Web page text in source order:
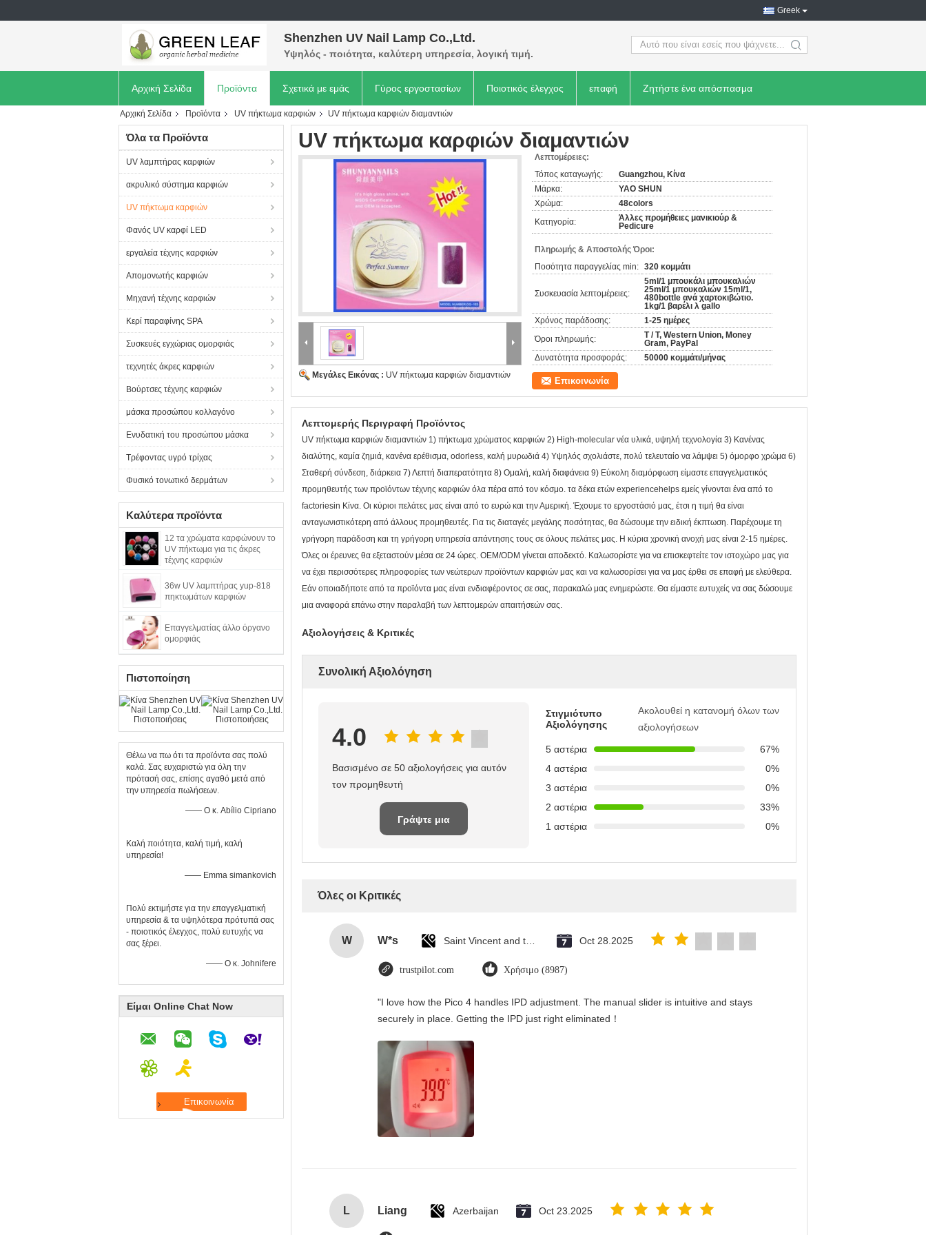
Greek
Shenzhen UV Nail Lamp Co.,Ltd.
Υψηλός - ποιότητα, καλύτερη υπηρεσία, λογική τιμή. search
Αρχική Σελίδα Προϊόντα Σχετικά με εμάς Γύρος εργοστασίων Ποιοτικός έλεγχος επαφή Ζητήστε ένα απόσπασμα
Αρχική Σελίδα Προϊόντα UV πήκτωμα καρφιών UV πήκτωμα καρφιών διαμαντιών
Όλα τα Προϊόντα
UV λαμπτήρας καρφιών
ακρυλικό σύστημα καρφιών
UV πήκτωμα καρφιών
Φανός UV καρφί LED
εργαλεία τέχνης καρφιών
Απομονωτής καρφιών
Μηχανή τέχνης καρφιών
Κερί παραφίνης SPA
Συσκευές εγχώριας ομορφιάς
τεχνητές άκρες καρφιών
Βούρτσες τέχνης καρφιών
μάσκα προσώπου κολλαγόνο
Ενυδατική του προσώπου μάσκα
Τρέφοντας υγρό τρίχας
Φυσικό τονωτικό δερμάτων
Καλύτερα προϊόντα
12 τα χρώματα καρφώνουν το
UV πήκτωμα για τις άκρες
τέχνης καρφιών
36w UV λαμπτήρας yup-818
πηκτωμάτων καρφιών
Επαγγελματίας άλλο όργανο
ομορφιάς
Πιστοποίηση
Θέλω να πω ότι τα προϊόντα σας πολύ
καλά. Σας ευχαριστώ για όλη την
πρότασή σας, επίσης αγαθό μετά από
την υπηρεσία πωλήσεων.
—— Ο κ. Abílio Cipriano
Καλή ποιότητα, καλή τιμή, καλή
υπηρεσία!
—— Emma simankovich
Πολύ εκτιμήστε για την επαγγελματική
υπηρεσία & τα υψηλότερα πρότυπά σας
- ποιοτικός έλεγχος, πολύ ευτυχής να
σας ξέρει.
—— Ο κ. Johnifere
Είμαι Online Chat Now
UV πήκτωμα καρφιών διαμαντιών
Μεγάλες Εικόνας : UV πήκτωμα καρφιών διαμαντιών
Λεπτομέρειες:
Τόπος καταγωγής:
Guangzhou, Κίνα
Μάρκα:
YAO SHUN
Χρώμα:
48colors
Κατηγορία:
Άλλες προμήθειες μανικιούρ &
Pedicure
Πληρωμής & Αποστολής Όροι:
Ποσότητα παραγγελίας min: 320 κομμάτι
Συσκευασία λεπτομέρειες:
5ml/1 μπουκάλι μπουκαλιών
25ml/1 μπουκαλιών 15ml/1,
480bottle ανά χαρτοκιβώτιο.
1kg/1 βαρέλι λ gallo
Χρόνος παράδοσης:
1-25 ημέρες
Όροι πληρωμής:
T / T, Western Union, Money
Gram, PayPal
Δυνατότητα προσφοράς:
50000 κομμάτι/μήνας
Επικοινωνία
Λεπτομερής Περιγραφή Προϊόντος
UV πήκτωμα καρφιών διαμαντιών 1) πήκτωμα χρώματος καρφιών 2) High-molecular νέα υλικά, υψηλή τεχνολογία 3) Κανένας
διαλύτης, καμία ζημιά, κανένα ερέθισμα, odorless, καλή μυρωδιά 4) Υψηλός σχολιάστε, πολύ τελευταίο να λάμψει 5) όμορφο χρώμα 6)
Σταθερή σύνδεση, διάρκεια 7) Λεπτή διαπερατότητα 8) Ομαλή, καλή διαφάνεια 9) Εύκολη διαμόρφωση είμαστε επαγγελματικός
προμηθευτής των προϊόντων τέχνης καρφιών όλα πέρα από τον κόσμο. τα δέκα ετών experiencehelps εμείς γίνονται ένα από το
factoriesin Κίνα. Οι κύριοι πελάτες μας είναι από το ευρώ και την Αμερική. Έχουμε το εργοστάσιό μας, έτσι η τιμή θα είναι
ανταγωνιστικότερη από άλλους προμηθευτές. Για τις διαταγές μεγάλης ποσότητας, θα δώσουμε την ειδική έκπτωση. Παρέχουμε τη
γρήγορη παράδοση και τη γρήγορη υπηρεσία απάντησης τους σε όλους πελάτες μας. Η κύρια χρονική ανοχή μας είναι 2-15 ημέρες.
Όλες οι έρευνες θα εξεταστούν μέσα σε 24 ώρες. OEM/ODM γίνεται αποδεκτό. Καλωσορίστε για να επισκεφτείτε τον ιστοχώρο μας για
να έχει περισσότερες πληροφορίες των νεώτερων προϊόντων καρφιών μας και να καλωσορίσει για να μας έρθει σε επαφή με ελεύθερα.
Εάν οποιαδήποτε από τα προϊόντα μας είναι ενδιαφέροντος σε σας, παρακαλώ μας ενημερώστε. Θα είμαστε ευτυχείς να σας δώσουμε
μια αναφορά επάνω στην παραλαβή των λεπτομερών απαιτήσεών σας.
Αξιολογήσεις & Κριτικές
Συνολική Αξιολόγηση
4.0
Βασισμένο σε 50 αξιολογήσεις για αυτόν
τον προμηθευτή
Γράψτε μια
Στιγμιότυπο
Αξιολόγησης
Ακολουθεί η κατανομή όλων των
αξιολογήσεων
5 αστέρια
67%
4 αστέρια
0%
3 αστέρια
0%
2 αστέρια
33%
1 αστέρια
0%
Όλες οι Κριτικές
W W*s Oct 28.2025
trustpilot.com Χρήσιμο (8987)
"I love how the Pico 4 handles IPD adjustment. The manual slider is intuitive and stays
securely in place. Getting the IPD just right eliminated！
L Liang Azerbaijan Oct 23.2025